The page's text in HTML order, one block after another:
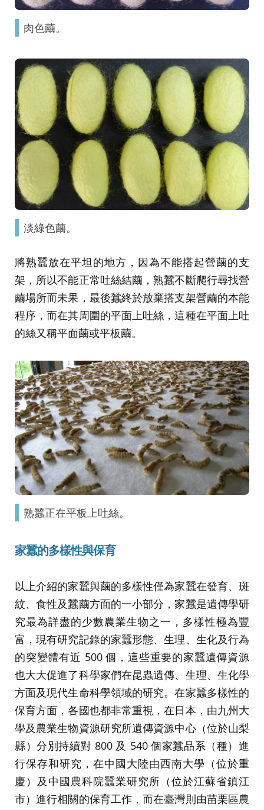
肉色繭。
淡綠色繭。
將熟蠶放在平坦的地方，因為不能搭起營繭的支
架，所以不能正常吐絲結繭，熟蠶不斷爬行尋找營
繭場所而未果，最後蠶終於放棄搭支架營繭的本能
程序，而在其周圍的平面上吐絲，這種在平面上吐
的絲又稱平面繭或平板繭。
熟蠶正在平板上吐絲。
家蠶的多樣性與保育
以上介紹的家蠶與繭的多樣性僅為家蠶在發育、斑
紋、食性及蠶繭方面的一小部分，家蠶是遺傳學研
究最為詳盡的少數農業生物之一，多樣性極為豐
富，現有研究記錄的家蠶形態、生理、生化及行為
的突變體有近 500 個，這些重要的家蠶遺傳資源
也大大促進了科學家們在昆蟲遺傳、生理、生化學
方面及現代生命科學領域的研究。在家蠶多樣性的
保育方面，各國也都非常重視，在日本，由九州大
學及農業生物資源研究所遺傳資源中心（位於山梨
縣）分別持續對 800 及 540 個家蠶品系（種）進
行保存和研究，在中國大陸由西南大學（位於重
慶）及中國農科院蠶業研究所（位於江蘇省鎮江
市）進行相關的保育工作，而在臺灣則由苗栗區農